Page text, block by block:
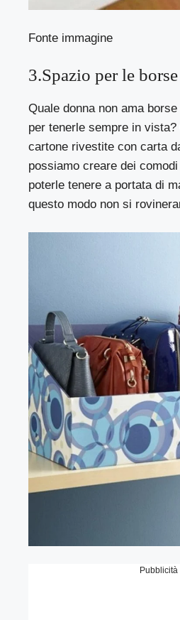
Fonte immagine
3.Spazio per le borse
Quale donna non ama
per tenerle sempre in
cartone rivestite con carta
possiamo creare dei
poterle tenere a portata di
questo modo non si
Pubblicità